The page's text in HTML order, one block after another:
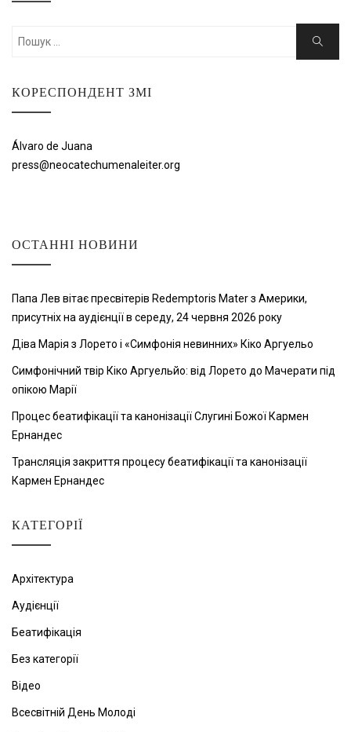
Шукати:
Пошук
КОРЕСПОНДЕНТ ЗМІ
Álvaro de Juana
press@neocatechumenaleiter.org
ОСТАННІ НОВИНИ
Папа Лев вітає пресвітерів Redemptoris Mater з Америки,
присутніх на аудієнції в середу, 24 червня 2026 року
Діва Марія з Лорето і «Симфонія невинних» Кіко Аргуельо
Симфонічний твір Кіко Аргуельйо: від Лорето до Мачерати під
опікою Марії
Процес беатифікації та канонізації Слугині Божої Кармен
Ернандес
Трансляція закриття процесу беатифікації та канонізації
Кармен Ернандес
КАТЕГОРІЇ
Архітектура
Аудієнції
Беатифікація
Без категорії
Відео
Всесвітній День Молоді